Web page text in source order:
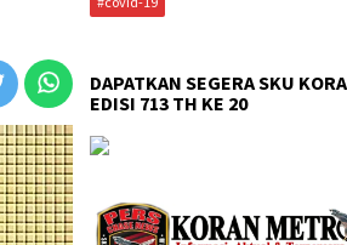
DAPATKAN SEGERA SKU
EDISI 713 TH KE 20